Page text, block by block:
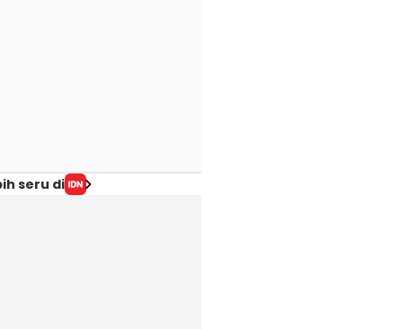
seru di